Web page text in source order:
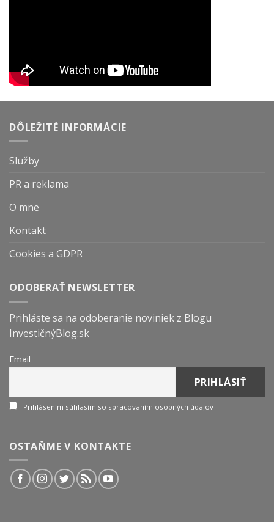
DÔLEŽITÉ INFORMÁCIE
Služby
PR a reklama
O mne
Kontakt
Cookies a GDPR
ODOBERAŤ NEWSLETTER
Prihláste sa na odoberanie noviniek z Blogu
InvestičnýBlog.sk
Email
Prihlásením súhlasím so spracovaním osobných údajov
OSTAŇME V KONTAKTE